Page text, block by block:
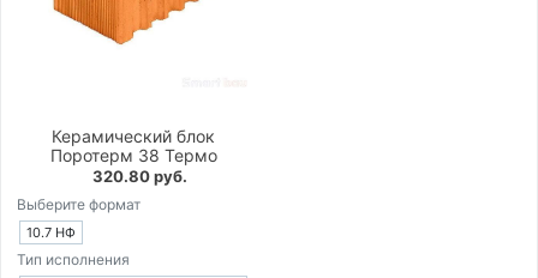
Керамический блок
Поротерм 38 Термо
320.80 руб.
Выберите формат
10.7 НФ
Тип исполнения